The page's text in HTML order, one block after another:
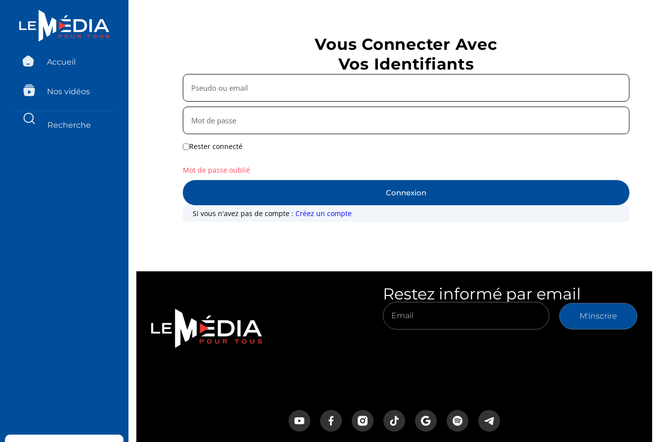
Accueil
Nos vidéos
Vous Connecter Avec
Vos Identifiants
Rester connecté
Connexion
Mot de passe oublié
Si vous n'avez pas de compte :Créez un compte
Restez informé par email
M'inscrire